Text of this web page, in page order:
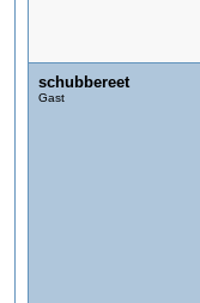
schubbereet
Gast